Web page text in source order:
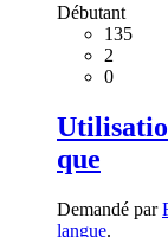
Débutant
135
2
0
que
Demandé par
langue.